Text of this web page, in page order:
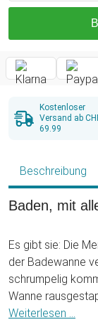
Kostenloser
Versand ab
69.99
Beschreibung
Baden, mit
Es gibt sie: Die
der Badewanne
schrumpelig kommen sie dann aus der mittlerweile kalten
Wanne
an oder gönnen sich auch ein Gläschen
Weiterlesen ...